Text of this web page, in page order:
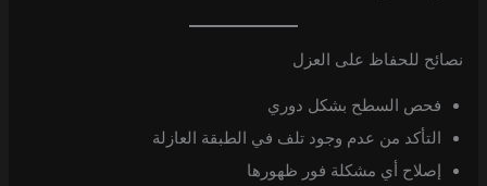
نصائح للحفاظ على العزل
فحص السطح بشكل دوري
التأكد من عدم وجود تلف في الطبقة العازلة
إصلاح أي مشكلة فور ظهورها